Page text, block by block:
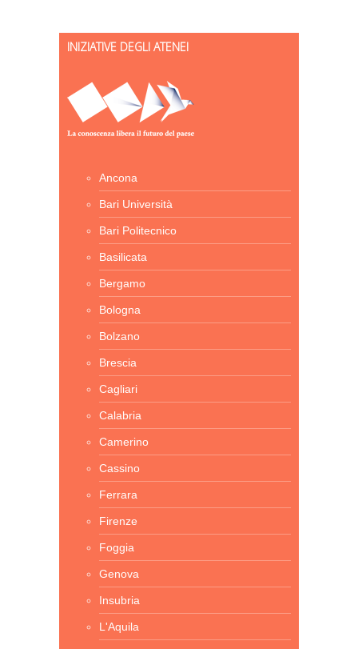
INIZIATIVE DEGLI ATENEI
Ancona
Bari Università
Bari Politecnico
Basilicata
Bergamo
Bologna
Bolzano
Brescia
Cagliari
Calabria
Camerino
Cassino
Ferrara
Firenze
Foggia
Genova
Insubria
L'Aquila